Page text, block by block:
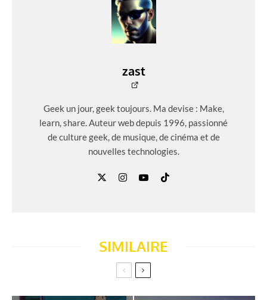
zast
Geek un jour, geek toujours. Ma devise : Make,
learn, share. Auteur web depuis 1996, passionné
de culture geek, de musique, de cinéma et de
nouvelles technologies.
SIMILAIRE